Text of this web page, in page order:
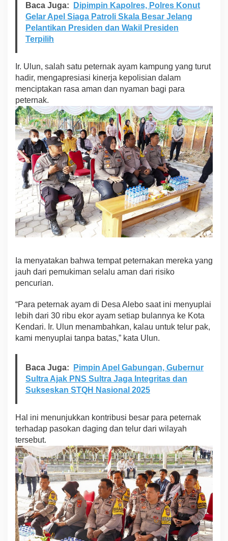
e
r
j
p
o
i
i
a
n
M
e
n
c
i
p
t
a
k
a
n
t
r
b
a
n
M
a
a
r
a
k
t
Baca Juga:
Dipimpin Kapolres, Polres Konut
Gelar Apel Siaga Patroli Skala Besar Jelang
Pelantikan Presiden dan Wakil Presiden
Terpilih
Ir. Ulun, salah satu peternak ayam kampung yang turut
hadir, mengapresiasi kinerja kepolisian dalam
menciptakan rasa aman dan nyaman bagi para
peternak.
Ia menyatakan bahwa tempat peternakan mereka yang
jauh dari pemukiman selalu aman dari risiko
pencurian.
“Para peternak ayam di Desa Alebo saat ini menyuplai
lebih dari 30 ribu ekor ayam setiap bulannya ke Kota
Kendari. Ir. Ulun menambahkan, kalau untuk telur pak,
kami menyuplai tanpa batas,” kata Ulun.
Baca Juga:
Pimpin Apel Gabungan, Gubernur
Sultra Ajak PNS Sultra Jaga Integritas dan
Sukseskan STQH Nasional 2025
Hal ini menunjukkan kontribusi besar para peternak
terhadap pasokan daging dan telur dari wilayah
tersebut.